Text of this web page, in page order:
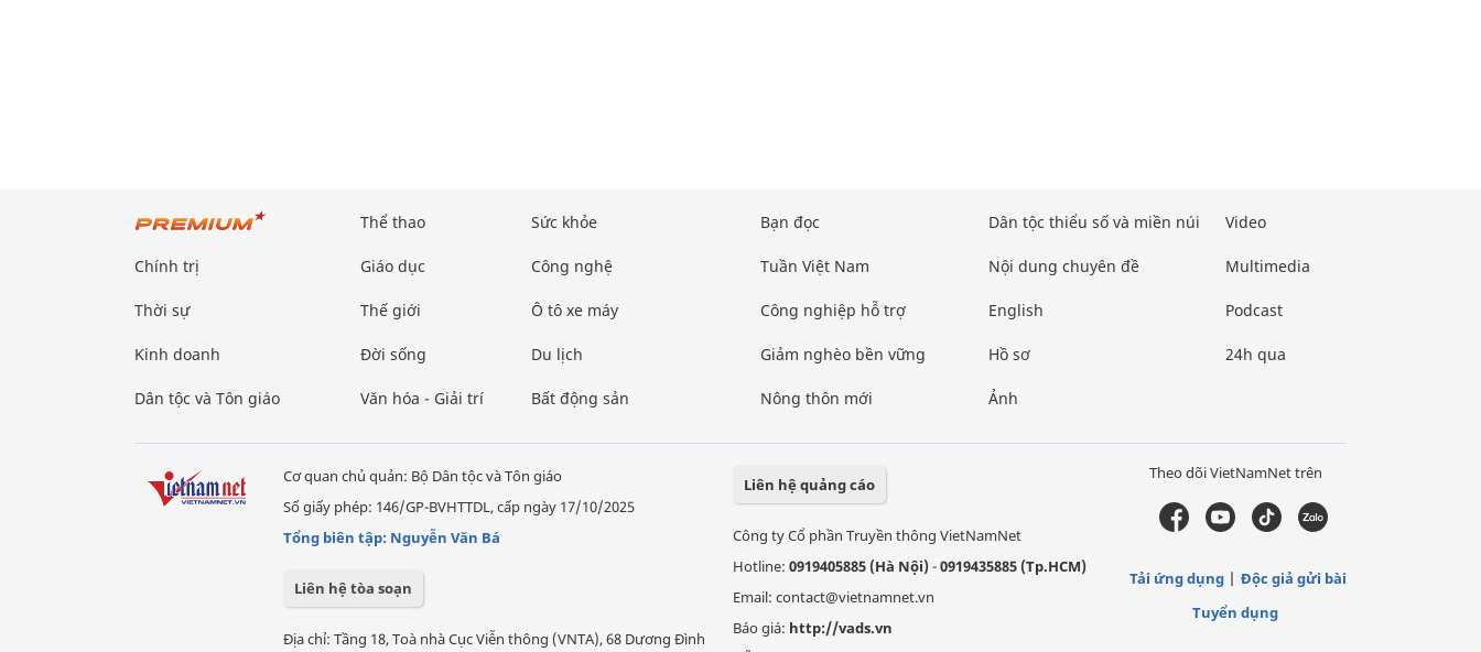
Chính trị
Thời sự
Kinh doanh
Dân tộc và Tôn giáo
Thể thao
Giáo dục
Thế giới
Đời sống
Văn hóa - Giải trí
Sức khỏe
Công nghệ
Ô tô xe máy
Du lịch
Bất động sản
Bạn đọc
Tuần Việt Nam
Công nghiệp hỗ trợ
Giảm nghèo bền vững
Nông thôn mới
Dân tộc thiểu số và miền núi
Nội dung chuyên đề
English
Hồ sơ
Ảnh
Video
Multimedia
Podcast
24h qua
Cơ quan chủ quản: Bộ Dân tộc và Tôn giáo
Số giấy phép: 146/GP-BVHTTDL, cấp ngày 17/10/2025
Tổng biên tập: Nguyễn Văn Bá
Liên hệ tòa soạn
Địa chỉ: Tầng 18, Toà nhà Cục Viễn thông (VNTA), 68 Dương Đình
Liên hệ quảng cáo
Công ty Cổ phần Truyền thông VietNamNet
Hotline: 0919405885 (Hà Nội)-0919435885 (Tp.HCM)
Email: contact@vietnamnet.vn
Báo giá: http://vads.vn
Theo dõi VietNamNet trên
Tải ứng dụng
Độc giả gửi bài
Tuyển dụng